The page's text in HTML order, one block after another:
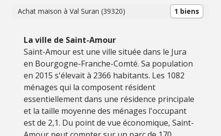
Achat maison à Val Suran (39320) 1 biens
La ville de Saint-Amour
Saint-Amour est une ville située dans le Jura
en Bourgogne-Franche-Comté. Sa population
en 2015 s'élevait à 2366 habitants. Les 1082
ménages qui la composent résident
essentiellement dans une résidence principale
et la taille moyenne des ménages l'occupant
est de 2,1. Du point de vue économique, Saint-